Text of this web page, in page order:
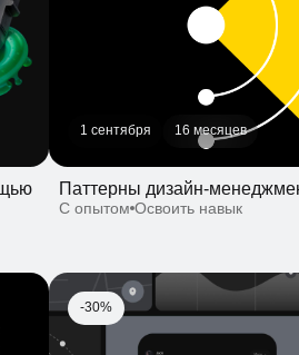
Паттерны дизайн-менеджмента
С опытом
-30%